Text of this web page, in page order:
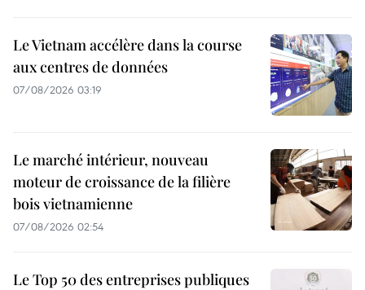
Le Vietnam accélère dans la course
aux centres de données
07/08/2026 03:19
Le marché intérieur, nouveau
moteur de croissance de la filière
bois vietnamienne
07/08/2026 02:54
Le Top 50 des entreprises publiques